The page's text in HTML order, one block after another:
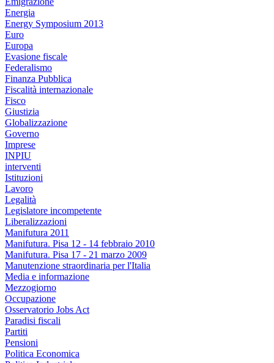
Energia
Energy Symposium 2013
Euro
Europa
Evasione fiscale
Federalismo
Finanza Pubblica
Fiscalità internazionale
Fisco
Giustizia
Globalizzazione
Governo
Imprese
INPIU
interventi
Istituzioni
Lavoro
Legalità
Legislatore incompetente
Liberalizzazioni
Manifutura 2011
Manifutura. Pisa 12 - 14 febbraio 2010
Manifutura. Pisa 17 - 21 marzo 2009
Manutenzione straordinaria per l'Italia
Media e informazione
Mezzogiorno
Occupazione
Osservatorio Jobs Act
Paradisi fiscali
Partiti
Pensioni
Politica Economica